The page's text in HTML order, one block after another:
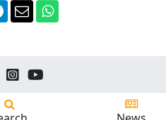
EmailWhatsApp